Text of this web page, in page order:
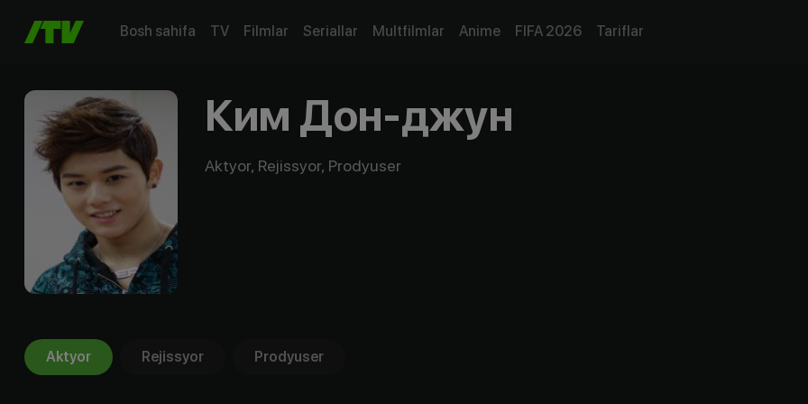
Bosh sahifa TV Filmlar Seriallar Multfilmlar Anime FIFA 2026 Tariflar
Ким Дон-джун
Aktyor, Rejissyor, Prodyuser
Aktyor Rejissyor Prodyuser